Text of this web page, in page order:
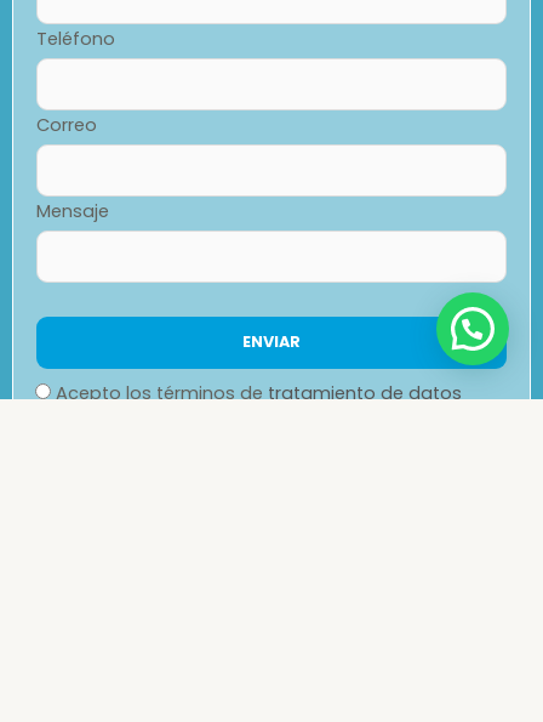
Teléfono
Correo
Mensaje
Acepto los términos de tratamiento de datos